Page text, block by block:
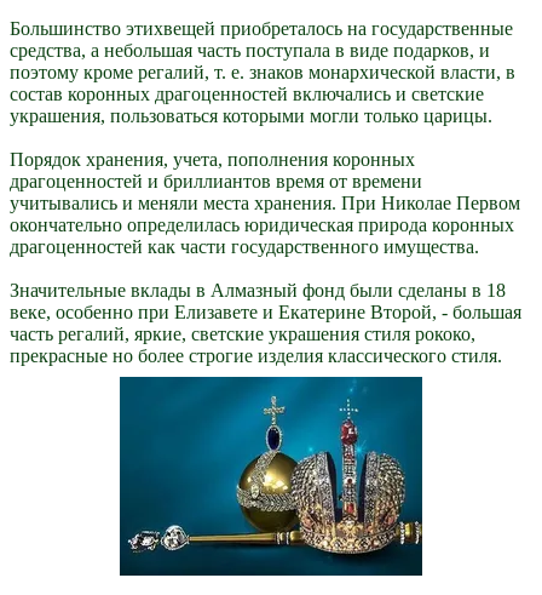
Большинство этихвещей приобреталось на государственные
средства, а небольшая часть поступала в виде подарков, и
поэтому кроме регалий, т. е. знаков монархической власти, в
состав коронных драгоценностей включались и светские
украшения, пользоваться которыми могли только царицы.
Порядок хранения, учета, пополнения коронных
драгоценностей и бриллиантов время от времени
учитывались и меняли места хранения. При Николае Первом
окончательно определилась юридическая природа коронных
драгоценностей как части государственного имущества.
Значительные вклады в Алмазный фонд были сделаны в 18
веке, особенно при Елизавете и Екатерине Второй, - большая
часть регалий, яркие, светские украшения стиля рококо,
прекрасные но более строгие изделия классического стиля.